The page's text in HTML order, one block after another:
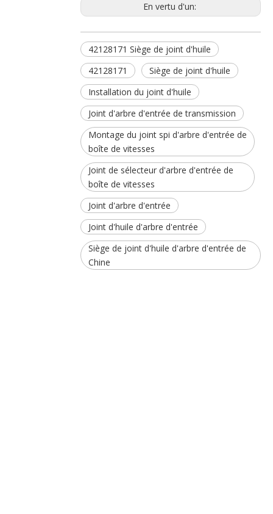
En vertu d'un:
42128171 Siège de joint d'huile
42128171
Siège de joint d'huile
Installation du joint d'huile
Joint d'arbre d'entrée de transmission
Montage du joint spi d'arbre d'entrée de
boîte de vitesses
Joint de sélecteur d'arbre d'entrée de
boîte de vitesses
Joint d'arbre d'entrée
Joint d'huile d'arbre d'entrée
Siège de joint d'huile d'arbre d'entrée de
Chine